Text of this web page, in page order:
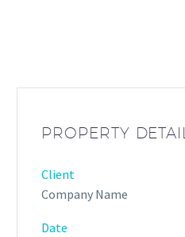
PROPERTY DETAIL
Client
Company Name
Date